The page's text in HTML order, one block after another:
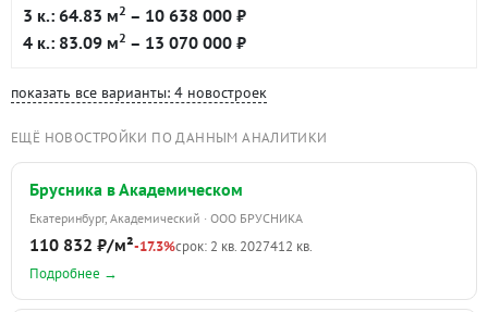
3 к.: 64.83 м2 – 10 638 000 ₽
4 к.: 83.09 м2 – 13 070 000 ₽
показать все варианты: 4 новостроек
ЕЩЁ НОВОСТРОЙКИ ПО ДАННЫМ АНАЛИТИКИ
Брусника в Академическом
Екатеринбург, Академический · ООО БРУСНИКА
110 832 ₽/м²-17.3%срок: 2 кв. 2027412 кв.
Подробнее →